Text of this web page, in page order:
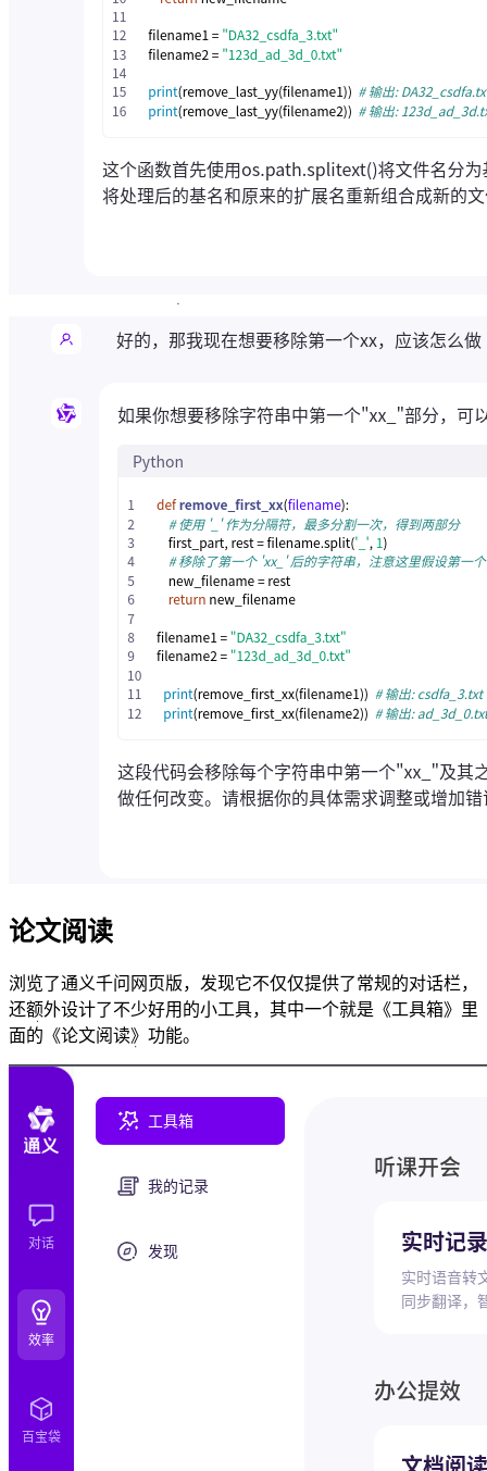
论文阅读
浏览了通义千问网页版，发现它不仅仅提供了常规的对话栏，
还额外设计了不少好用的小工具，其中一个就是《工具箱》里
面的《论文阅读》功能。